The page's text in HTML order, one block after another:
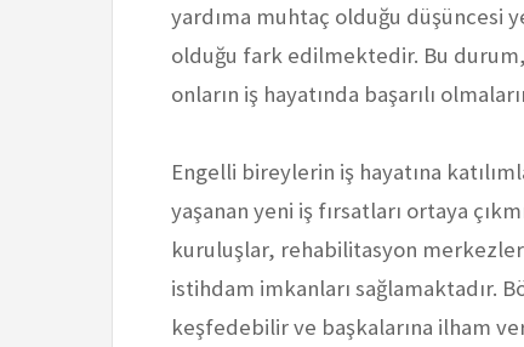
yardıma muhtaç olduğu düşüncesi
olduğu fark edilmektedir. Bu
onların iş hayatında başarılı
Engelli bireylerin iş hayatına
yaşanan yeni iş fırsatları ortaya
kuruluşlar, rehabilitasyon
istihdam imkanları sağlamaktadır.
keşfedebilir ve başkalarına ilham